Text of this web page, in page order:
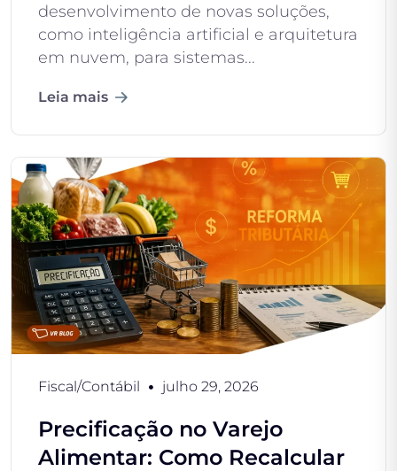
desenvolvimento de novas soluções,
como inteligência artificial e arquitetura
em nuvem, para sistemas...
Leia mais
Fiscal/Contábil julho 29, 2026
Precificação no Varejo
Alimentar: Como Recalcular